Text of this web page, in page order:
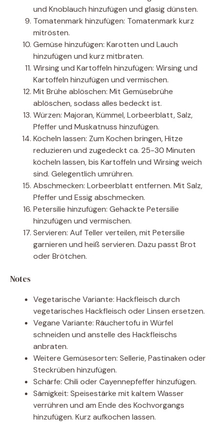
und Knoblauch hinzufügen und glasig dünsten.
Tomatenmark hinzufügen: Tomatenmark kurz
mitrösten.
Gemüse hinzufügen: Karotten und Lauch
hinzufügen und kurz mitbraten.
Wirsing und Kartoffeln hinzufügen: Wirsing und
Kartoffeln hinzufügen und vermischen.
Mit Brühe ablöschen: Mit Gemüsebrühe
ablöschen, sodass alles bedeckt ist.
Würzen: Majoran, Kümmel, Lorbeerblatt, Salz,
Pfeffer und Muskatnuss hinzufügen.
Köcheln lassen: Zum Kochen bringen, Hitze
reduzieren und zugedeckt ca. 25-30 Minuten
köcheln lassen, bis Kartoffeln und Wirsing weich
sind. Gelegentlich umrühren.
Abschmecken: Lorbeerblatt entfernen. Mit Salz,
Pfeffer und Essig abschmecken.
Petersilie hinzufügen: Gehackte Petersilie
hinzufügen und vermischen.
Servieren: Auf Teller verteilen, mit Petersilie
garnieren und heiß servieren. Dazu passt Brot
oder Brötchen.
Notes
Vegetarische Variante: Hackfleisch durch
vegetarisches Hackfleisch oder Linsen ersetzen.
Vegane Variante: Räuchertofu in Würfel
schneiden und anstelle des Hackfleischs
anbraten.
Weitere Gemüsesorten: Sellerie, Pastinaken oder
Steckrüben hinzufügen.
Schärfe: Chili oder Cayennepfeffer hinzufügen.
Sämigkeit: Speisestärke mit kaltem Wasser
verrühren und am Ende des Kochvorgangs
hinzufügen. Kurz aufkochen lassen.